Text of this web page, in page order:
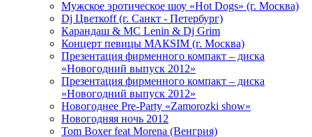
Мужское эротическое шоу «Hot Dogs» (г. Москва)
Dj Цветкоff (г. Санкт - Петербург)
Карандаш & МС Lenin & Dj Grim
Концерт певицы МАКSIМ (г. Москва)
Презентация фирменного компакт – диска
«Новогодний выпуск 2012»
Презентация фирменного компакт – диска
«Новогодний выпуск 2012»
Новогоднее Pre-Party «Zamorozki show»
Новогодняя ночь 2012
Tom Boxer feat Morena (Венгрия)